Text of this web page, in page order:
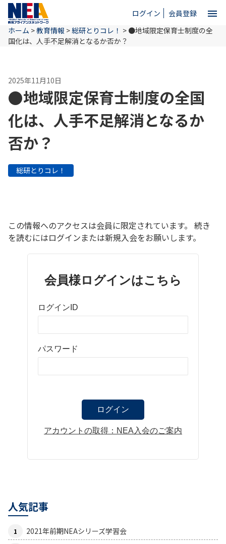
ログイン 会員登録 menu
ホーム
NEAとは
教育情報
お問い合わせ
ホーム >教育情報 >総研とりコレ！ > ●地域限定保育士制度の全
国化は、人手不足解消となるか否か？
2025年11月10日
●地域限定保育士制度の全国
化は、人手不足解消となるか
否か？
総研とりコレ！
この情報へのアクセスは会員に限定されています。 続き
を読むにはログインまたは新規入会をお願いします。
会員様ログインはこちら
ログインID
パスワード
アカウントの取得：NEA入会のご案内
人気記事
2021年前期NEAシリーズ学習会